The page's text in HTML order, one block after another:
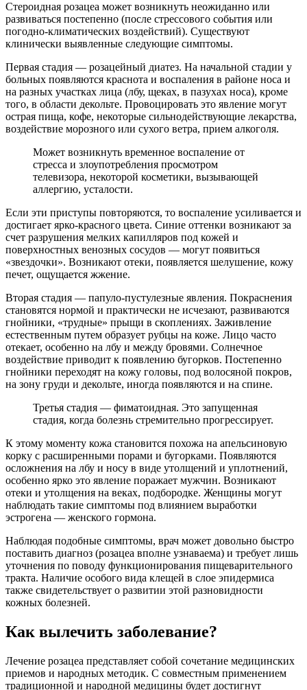
Стероидная розацеа может возникнуть неожиданно или
развиваться постепенно (после стрессового события или
погодно-климатических воздействий). Существуют
клинически выявленные следующие симптомы.
Первая стадия — розацейный диатез. На начальной стадии у
больных появляются краснота и воспаления в районе носа и
на разных участках лица (лбу, щеках, в пазухах носа), кроме
того, в области декольте. Провоцировать это явление могут
острая пища, кофе, некоторые сильнодействующие лекарства,
воздействие морозного или сухого ветра, прием алкоголя.
Может возникнуть временное воспаление от
стресса и злоупотребления просмотром
телевизора, некоторой косметики, вызывающей
аллергию, усталости.
Если эти приступы повторяются, то воспаление усиливается и
достигает ярко-красного цвета. Синие оттенки возникают за
счет разрушения мелких капилляров под кожей и
поверхностных венозных сосудов — могут появиться
«звездочки». Возникают отеки, появляется шелушение, кожу
печет, ощущается жжение.
Вторая стадия — папуло-пустулезные явления. Покраснения
становятся нормой и практически не исчезают, развиваются
гнойники, «трудные» прыщи в скоплениях. Заживление
естественным путем образует рубцы на коже. Лицо часто
отекает, особенно на лбу и между бровями. Солнечное
воздействие приводит к появлению бугорков. Постепенно
гнойники переходят на кожу головы, под волосяной покров,
на зону груди и декольте, иногда появляются и на спине.
Третья стадия — фиматоидная. Это запущенная
стадия, когда болезнь стремительно прогрессирует.
К этому моменту кожа становится похожа на апельсиновую
корку с расширенными порами и бугорками. Появляются
осложнения на лбу и носу в виде утолщений и уплотнений,
особенно ярко это явление поражает мужчин. Возникают
отеки и утолщения на веках, подбородке. Женщины могут
наблюдать такие симптомы под влиянием выработки
эстрогена — женского гормона.
Наблюдая подобные симптомы, врач может довольно быстро
поставить диагноз (розацеа вполне узнаваема) и требует лишь
уточнения по поводу функционирования пищеварительного
тракта. Наличие особого вида клещей в слое эпидермиса
также свидетельствует о развитии этой разновидности
кожных болезней.
Как вылечить заболевание?
Лечение розацеа представляет собой сочетание медицинских
приемов и народных методик. С совместным применением
традиционной и народной медицины будет достигнут